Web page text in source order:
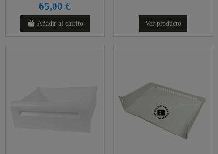
65,00 €
Añadir al carrito Ver producto